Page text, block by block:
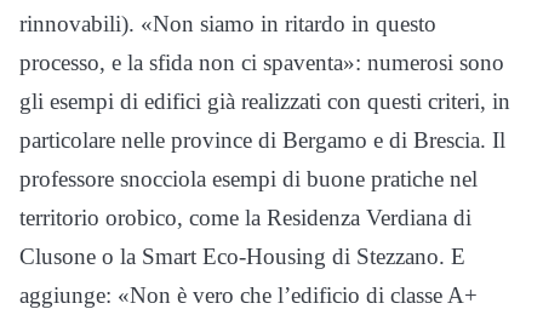
rinnovabili). «Non siamo in ritardo in questo
processo, e la sfida non ci spaventa»: numerosi sono
gli esempi di edifici già realizzati con questi criteri, in
particolare nelle province di Bergamo e di Brescia. Il
professore snocciola esempi di buone pratiche nel
territorio orobico, come la Residenza Verdiana di
Clusone o la Smart Eco-Housing di Stezzano. E
aggiunge: «Non è vero che l’edificio di classe A+